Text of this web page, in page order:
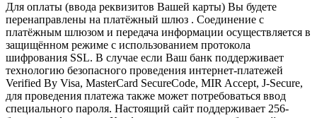
Для оплаты (ввода реквизитов Вашей карты) Вы будете
перенаправлены на платёжный шлюз . Соединение с
платёжным шлюзом и передача информации осуществляется в
защищённом режиме с использованием протокола
шифрования SSL. В случае если Ваш банк поддерживает
технологию безопасного проведения интернет-платежей
Verified By Visa, MasterCard SecureCode, MIR Accept, J-Secure,
для проведения платежа также может потребоваться ввод
специального пароля. Настоящий сайт поддерживает 256-